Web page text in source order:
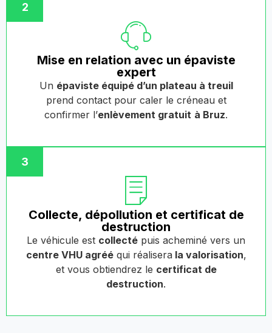
2
Mise en relation avec un épaviste
expert
Un épaviste équipé d’un plateau à treuil
prend contact pour caler le créneau et
confirmer l’enlèvement gratuit à Bruz.
3
Collecte, dépollution et certificat de
destruction
Le véhicule est collecté puis acheminé vers un
centre VHU agrééqui réalisera la valorisation,
et vous obtiendrez le certificat de
destruction.